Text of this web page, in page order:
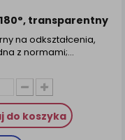
transparentny
na odkształcenia,
z normami;...
do koszyka
i można ją w